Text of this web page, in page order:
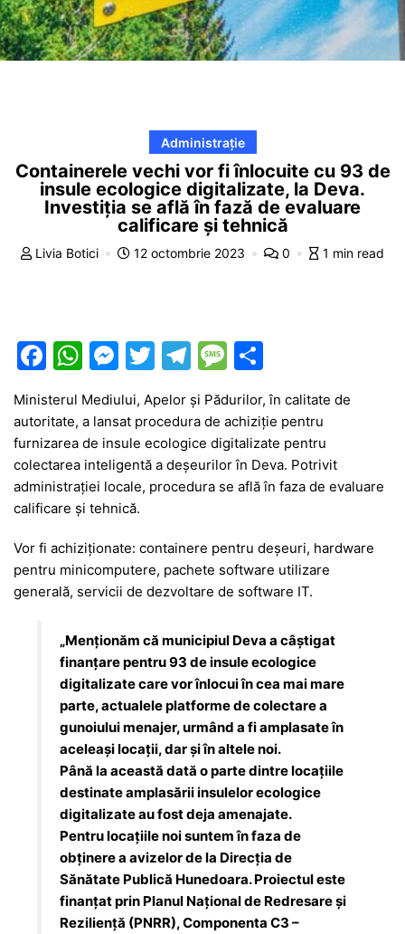
Administrație
Containerele vechi vor fi înlocuite cu 93 de
insule ecologice digitalizate, la Deva.
Investiția se află în fază de evaluare
calificare și tehnică
Livia Botici 12 octombrie 2023 0 1 min read
F
c
e
b
o
k
W
at
s
A
p
M
e
s
s
e
n
er
T
itt
er
T
el
e
gr
a
m
M
e
s
s
a
g
ar
ta
je
a
z
Ministerul Mediului, Apelor și Pădurilor, în calitate de
autoritate, a lansat procedura de achiziție pentru
furnizarea de insule ecologice digitalizate pentru
colectarea inteligentă a deșeurilor în Deva. Potrivit
administrației locale, procedura se află în faza de evaluare
calificare și tehnică.
Vor fi achiziționate: containere pentru deșeuri, hardware
pentru minicomputere, pachete software utilizare
generală, servicii de dezvoltare de software IT.
„Menționăm că municipiul Deva a câștigat
finanțare pentru 93 de insule ecologice
digitalizate care vor înlocui în cea mai mare
parte, actualele platforme de colectare a
gunoiului menajer, urmând a fi amplasate în
aceleași locații, dar și în altele noi.
Până la această dată o parte dintre locațiile
destinate amplasării insulelor ecologice
digitalizate au fost deja amenajate.
Pentru locațiile noi suntem în faza de
obținere a avizelor de la Direcția de
Sănătate Publică Hunedoara. Proiectul este
finanțat prin Planul Naţional de Redresare şi
Rezilienţă (PNRR), Componenta C3 –